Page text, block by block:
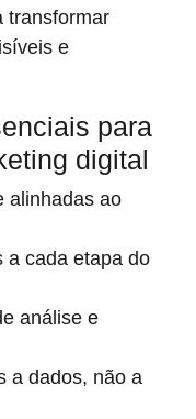
transformar
e
para
digital
alinhadas ao
a cada etapa do
análise e
a dados, não a